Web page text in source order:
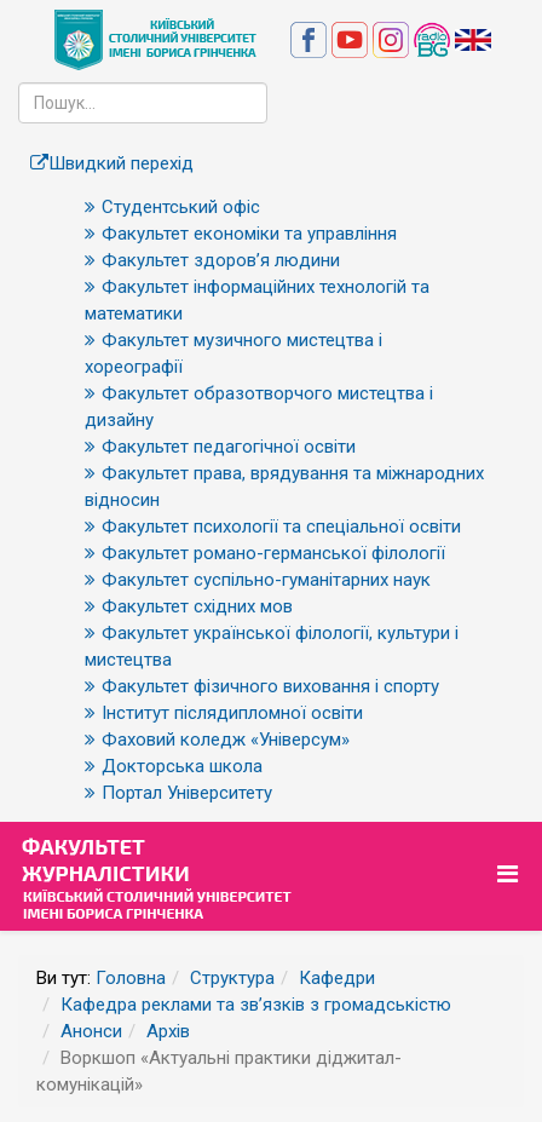
Швидкий перехід
Студентський офіс
Факультет економіки та управління
Факультет здоров’я людини
Факультет інформаційних технологій та
математики
Факультет музичного мистецтва і
хореографії
Факультет образотворчого мистецтва і
дизайну
Факультет педагогічної освіти
Факультет права, врядування та міжнародних
відносин
Факультет психології та спеціальної освіти
Факультет романо-германської філології
Факультет суспільно-гуманітарних наук
Факультет східних мов
Факультет української філології, культури і
мистецтва
Факультет фізичного виховання і спорту
Інститут післядипломної освіти
Фаховий коледж «Універсум»
Докторська школа
Портал Університету
Ви тут: Головна Структура
Кафедри
Кафедра реклами та зв’язків з громадськістю
Анонси
Архів
Воркшоп «Актуальні практики діджитал-
комунікацій»